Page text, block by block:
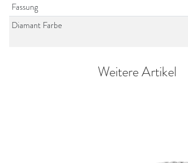
Fassung
Diamant Farbe
Weitere Artikel